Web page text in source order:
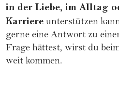
in der Liebe, im Alltag
Karriere unterstützen
gerne eine Antwort zu
Frage hättest, wirst du
weit kommen.